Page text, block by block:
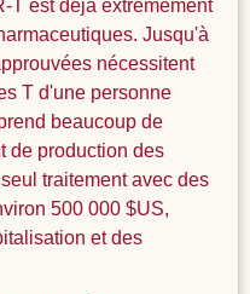
T est déjà extrêmement
Jusqu'à
nécessitent
T d'une personne
beaucoup de
de production des
traitement avec des
500 000 $US,
et des